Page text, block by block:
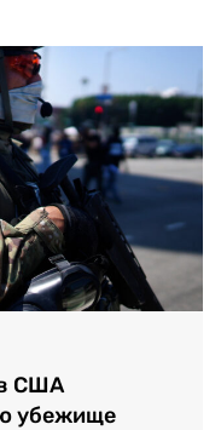
США
убежище